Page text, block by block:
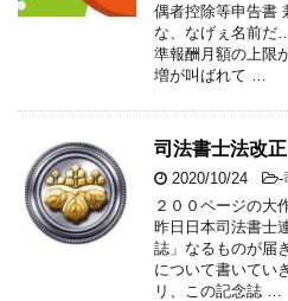
偶者控除等申告書
な、なげぇ名前
準報酬月額の上限
増が叫ばれて …
司法書士法改
2020/10/24 -
２００ページの大
昨日日本司法書士
誌」なるものが届
について書いてい
リ、この記念誌 …